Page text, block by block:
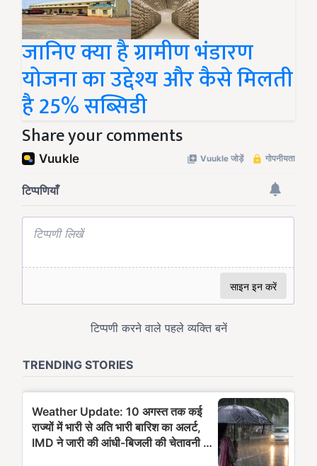
जानिए क्या है ग्रामीण भंडारण
योजना का उद्देश्य और कैसे मिलती
है 25% सब्सिडी
Share your comments